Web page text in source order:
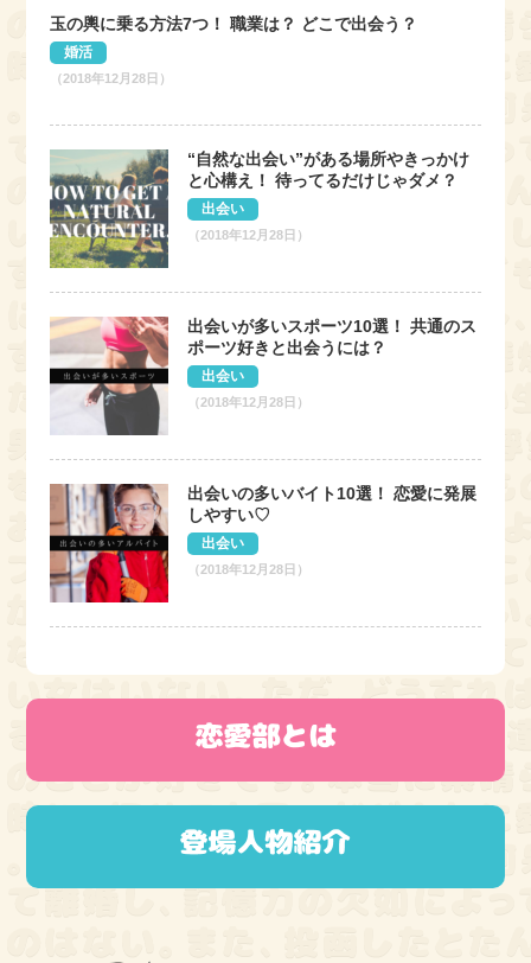
玉の輿に乗る方法7つ！ 職業は？ どこで出会う？
婚活
（2018年12月28日）
“自然な出会い”がある場所やきっかけ
と心構え！ 待ってるだけじゃダメ？
出会い
（2018年12月28日）
出会いが多いスポーツ10選！ 共通のス
ポーツ好きと出会うには？
出会い
（2018年12月28日）
出会いの多いバイト10選！ 恋愛に発展
しやすい♡
出会い
（2018年12月28日）